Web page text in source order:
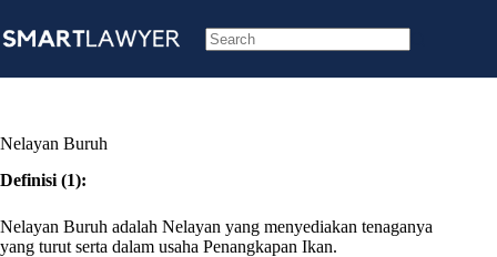
to
content
results
Nelayan Buruh
Definisi (1):
Nelayan Buruh adalah Nelayan yang menyediakan tenaganya
yang turut serta dalam usaha Penangkapan Ikan.